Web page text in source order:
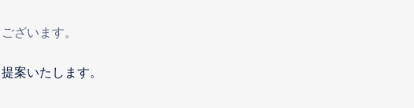
ざいます。
案いたします。